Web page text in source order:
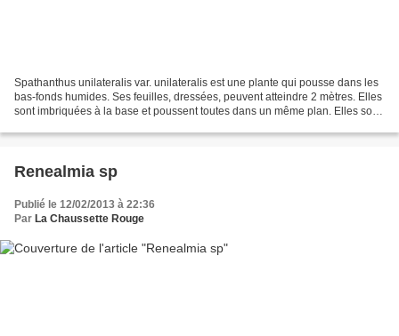
Spathanthus unilateralis var. unilateralis est une plante qui pousse dans les
bas-fonds humides. Ses feuilles, dressées, peuvent atteindre 2 mètres. Elles
sont imbriquées à la base et poussent toutes dans un même plan. Elles sont
Renealmia sp
Publié le 12/02/2013 à 22:36
Par La Chaussette Rouge